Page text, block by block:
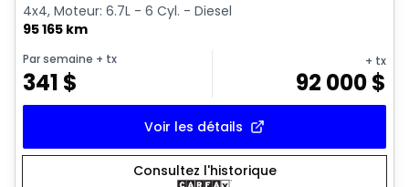
4x4, Moteur: 6.7L - 6 Cyl. - Diesel
95 165 km
Par semaine + tx
341 $
+ tx
92 000$
Voir les détails
Consultez l'historique